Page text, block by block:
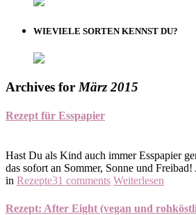
WIEVIELE SORTEN KENNST DU?
Archives for März 2015
Rezept für Esspapier
Hast Du als Kind auch immer Esspapier
das sofort an Sommer, Sonne und
in Rezepte31 comments Weiterlesen
Rezept: After Eight (vegan und